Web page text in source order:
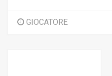
GIOCATORE